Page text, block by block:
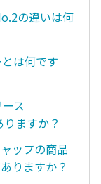
の違いは何
は何です
ス
ますか？
ップの商品
りますか？